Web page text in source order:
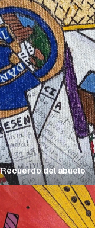
Recuerdo del abuelo